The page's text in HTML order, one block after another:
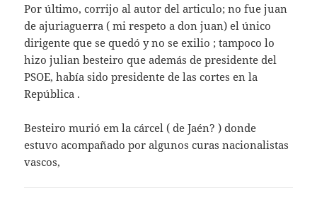
Por último, corrijo al autor del articulo; no fue juan
de ajuriaguerra ( mi respeto a don juan) el único
dirigente que se quedó y no se exilio ; tampoco lo
hizo julian besteiro que además de presidente del
PSOE, había sido presidente de las cortes en la
República .
Besteiro murió em la cárcel ( de Jaén? ) donde
estuvo acompañado por algunos curas nacionalistas
vascos,